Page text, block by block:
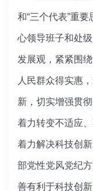
和“三个代表”重
心领导班子和处
发展观，紧紧围
人民群众得实惠
新，切实增强贯
着力转变不适应
着力解决科技创
部党性党风党纪
善有利于科技创